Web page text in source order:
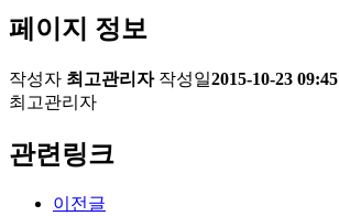
페이지 정보
작성자 최고관리자 작성일2015-10-23 09:45
최고관리자
관련링크
이전글